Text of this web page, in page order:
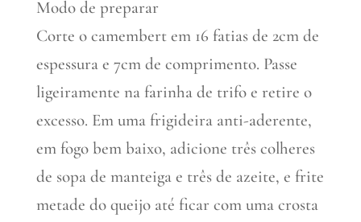
Modo de preparar
Corte o camembert em 16 fatias de 2cm de
espessura e 7cm de comprimento. Passe
ligeiramente na farinha de trifo e retire o
excesso. Em uma frigideira anti-aderente,
em fogo bem baixo, adicione três colheres
de sopa de manteiga e três de azeite, e frite
metade do queijo até ficar com uma crosta